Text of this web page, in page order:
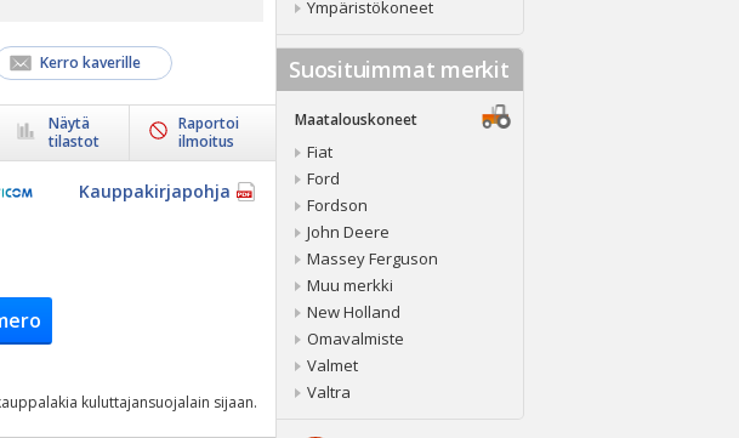
Kerro kaverille
Näytä
tilastot
Raportoi
ilmoitus
Kauppakirjapohja
kuluttajansuojalain sijaan.
Ympäristökoneet
Suosituimmat merkit
Maatalouskoneet
Fiat
Ford
Fordson
John Deere
Massey Ferguson
Muu merkki
New Holland
Omavalmiste
Valmet
Valtra